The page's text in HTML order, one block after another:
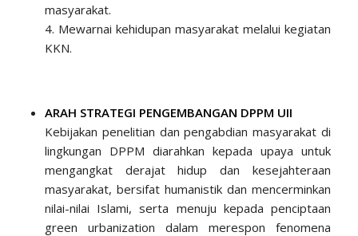
masyarakat.
4. Mewarnai kehidupan masyarakat melalui kegiatan
KKN.
ARAH STRATEGI PENGEMBANGAN DPPM UII
Kebijakan penelitian dan pengabdian masyarakat di
lingkungan DPPM diarahkan kepada upaya untuk
mengangkat derajat hidup dan kesejahteraan
masyarakat, bersifat humanistik dan mencerminkan
nilai-nilai Islami, serta menuju kepada penciptaan
green urbanization dalam merespon fenomena